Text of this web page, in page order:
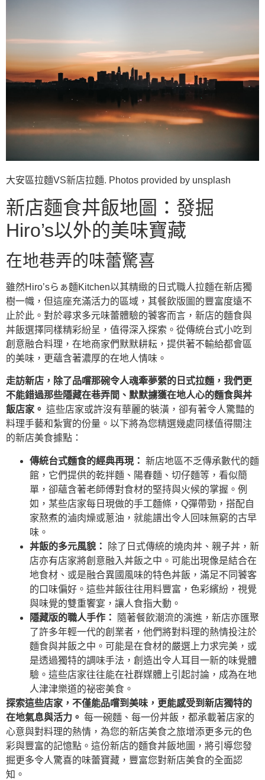
大安區拉麵VS新店拉麵. Photos provided by unsplash
新店麵食丼飯地圖：發掘
Hiro’s以外的美味寶藏
在地巷弄的味蕾驚喜
雖然Hiro’sらぁ麵Kitchen以其精緻的日式職人拉麵在新店獨
樹一幟，但這座充滿活力的區域，其餐飲版圖的豐富度遠不
止於此。對於尋求多元味蕾體驗的饕客而言，新店的麵食與
丼飯選擇同樣精彩紛呈，值得深入探索。從傳統台式小吃到
創意融合料理，在地商家們默默耕耘，提供著不輸給都會區
的美味，更蘊含著濃厚的在地人情味。
走訪新店，除了品嚐那碗令人魂牽夢縈的日式拉麵，我們更
不能錯過那些隱藏在巷弄間、默默擄獲在地人心的麵食與丼
飯店家。 這些店家或許沒有華麗的裝潢，卻有著令人驚豔的
料理手藝和紮實的份量。以下將為您精選幾處同樣值得關注
的新店美食據點：
傳統台式麵食的經典再現： 新店地區不乏傳承數代的麵
館，它們提供的乾拌麵、陽春麵、切仔麵等，看似簡
單，卻蘊含著老師傅對食材的堅持與火候的掌握。例
如，某些店家每日現做的手工麵條，Q彈帶勁，搭配自
家熬煮的滷肉燥或蔥油，就能譜出令人回味無窮的古早
味。
丼飯的多元風貌：
除了日式傳統的燒肉丼、親子丼，新
店亦有店家將創意融入丼飯之中。可能出現像是結合在
地食材、或是融合異國風味的特色丼飯，滿足不同饕客
的口味偏好。這些丼飯往往用料豐富，色彩繽紛，視覺
與味覺的雙重饗宴，讓人食指大動。
隱藏版的職人手作：
隨著餐飲潮流的演進，新店亦匯聚
了許多年輕一代的創業者，他們將對料理的熱情投注於
麵食與丼飯之中。可能是在食材的嚴選上力求完美，或
是透過獨特的調味手法，創造出令人耳目一新的味覺體
驗。這些店家往往能在社群媒體上引起討論，成為在地
人津津樂道的祕密美食。
探索這些店家，不僅能品嚐到美味，更能感受到新店獨特的
在地氣息與活力。 每一碗麵、每一份丼飯，都承載著店家的
心意與對料理的熱情，為您的新店美食之旅增添更多元的色
彩與豐富的記憶點。這份新店的麵食丼飯地圖，將引導您發
掘更多令人驚喜的味蕾寶藏，豐富您對新店美食的全面認
知。